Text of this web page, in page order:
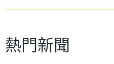
熱門新聞